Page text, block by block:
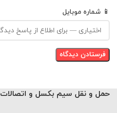
📱 شماره موبایل
حمل و نقل سیم بکسل و اتصالات